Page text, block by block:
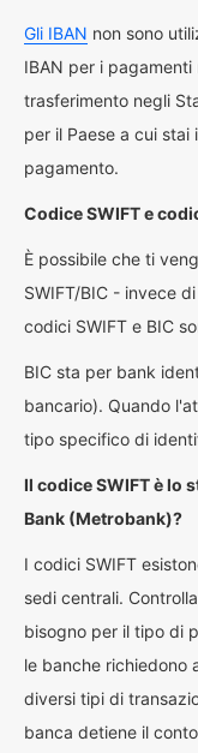
Gli IBAN non sono
IBAN per i
trasferimento negli
per il Paese a cui
pagamento.
Codice SWIFT e
È possibile che ti
SWIFT/BIC - invece
codici SWIFT e BIC
BIC sta per bank
bancario). Quando
tipo specifico di
Il codice SWIFT è lo
Bank (Metrobank)?
I codici SWIFT
sedi centrali.
bisogno per il tipo di
le banche richiedono
diversi tipi di
banca detiene il